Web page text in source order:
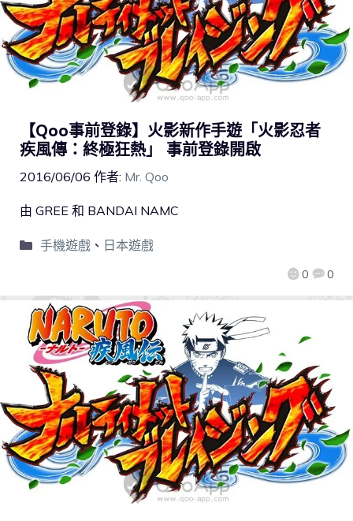
【Qoo事前登錄】火影新作手遊「火影忍者
疾風傳：終極狂熱」 事前登錄開啟
2016/06/06 作者: Mr. Qoo
0 0
由 GREE 和 BANDAI NAMC
手機遊戲、 日本遊戲